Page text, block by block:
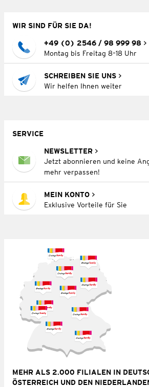
WIR SIND FÜR SIE DA!
+49 (0) 2546 / 98 999 98
Montag bis Freitag 8–18 Uhr
SCHREIBEN SIE UNS
Wir helfen Ihnen weiter
SERVICE
NEWSLETTER
Jetzt abonnieren und keine
mehr verpassen!
MEIN KONTO
Exklusive Vorteile für Sie
MEHR ALS 2.000 FILIALEN IN
ÖSTERREICH UND DEN